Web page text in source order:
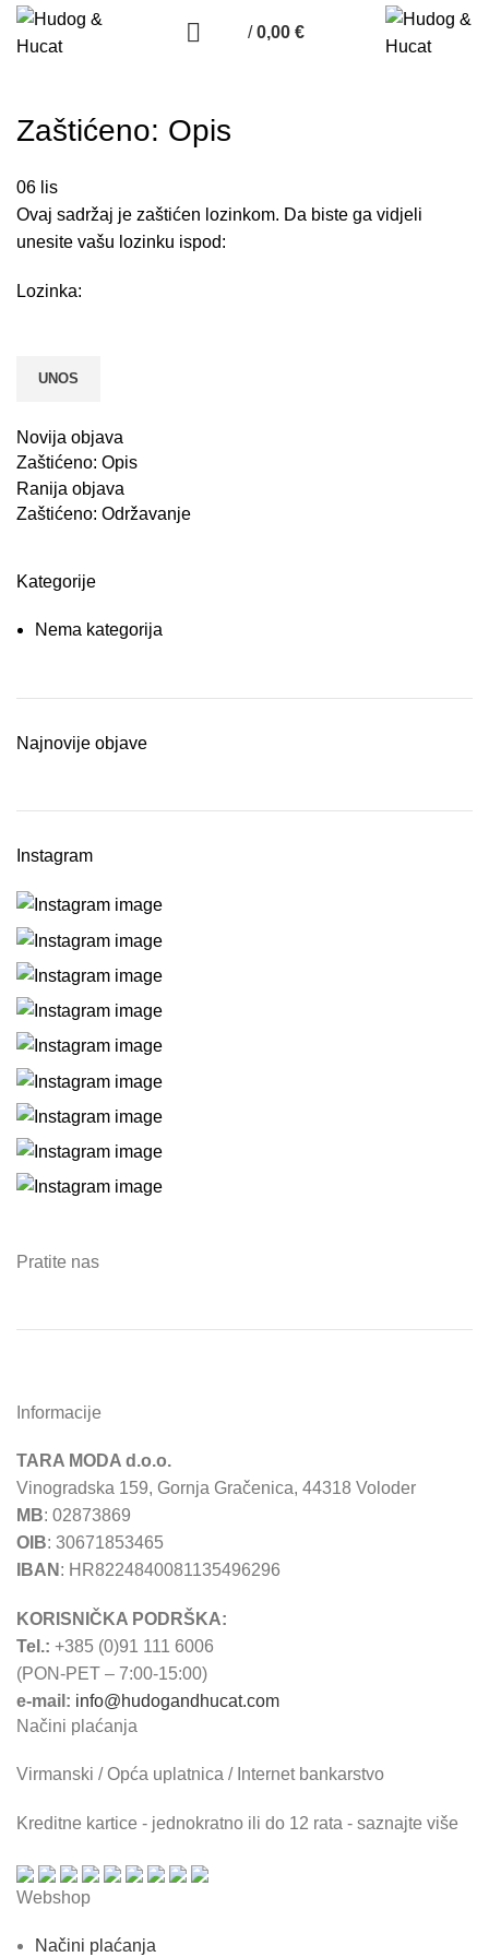
/ 0,00 €
Zaštićeno: Opis
06 lis
Ovaj sadržaj je zaštićen lozinkom. Da biste ga vidjeli
unesite vašu lozinku ispod:
Lozinka:
Novija objava
Zaštićeno: Opis
Ranija objava
Zaštićeno: Održavanje
Kategorije
Nema kategorija
Najnovije objave
Instagram
Pratite nas
Informacije
TARA MODA d.o.o.
Vinogradska 159, Gornja Gračenica, 44318 Voloder
MB: 02873869
OIB: 30671853465
IBAN : HR8224840081135496296
KORISNIČKA PODRŠKA:
Tel.: +385 (0)91 111 6006
(PON-PET – 7:00-15:00)
e-mail: info@hudogandhucat.com
Načini plaćanja
Virmanski / Opća uplatnica / Internet bankarstvo
Kreditne kartice - jednokratno ili do 12 rata - saznajte više
Webshop
Načini plaćanja